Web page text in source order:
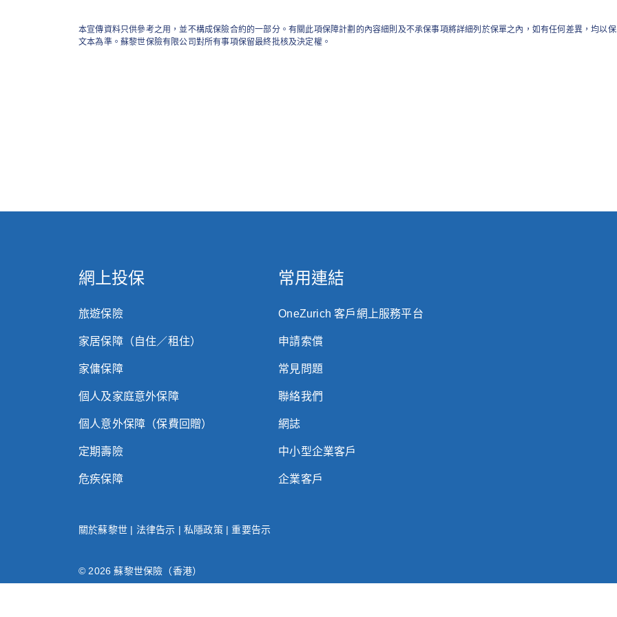
本宣傳資料只供參考之用，並不構成保險合約的一部分。有關此項保障計劃的內容細則及不承保事項將詳細列於保單之內，如有任何差異，均以
文本為準。蘇黎世保險有限公司對所有事項保留最終批核及決定權。
網上投保
旅遊保險
家居保障（自住／租住）
家傭保障
個人及家庭意外保障
個人意外保障（保費回贈）
定期壽險
危疾保障
常用連結
OneZurich 客戶網上服務平台
申請索償
常見問題
聯絡我們
網誌
中小型企業客戶
企業客戶
關於蘇黎世 | 法律告示 |私隱政策|重要告示
© 2026 蘇黎世保險（香港）